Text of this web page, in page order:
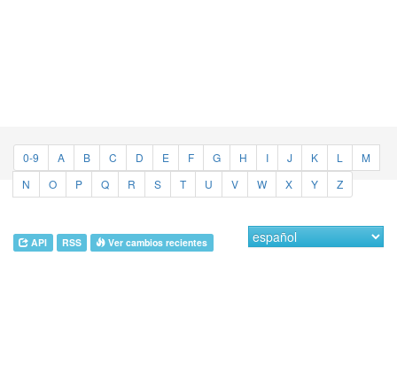
0-9 A B C D E F G H I J K L
M
N
O P Q R S T U V W X Y Z
API RSS Ver cambios recientes